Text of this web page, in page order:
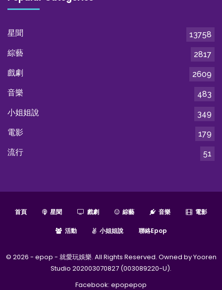
星聞
13758
綜藝
2817
戲劇
2609
音樂
483
小姐姐說
349
電影
179
流行
51
首頁 星聞 戲劇 綜藝 音樂 電影
活動 小姐姐說 聯絡epop
© 2026 - epop - 就愛玩娛樂. All Rights Reserved. Owned by Yooren
Studio 202003070827 (003089220-U).
Facebook: epopepop